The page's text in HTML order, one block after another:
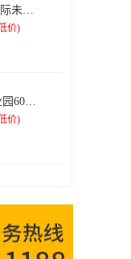
，如果
公司合计
润的比
净利润
大汉金桥国际未来城纯写字楼出租
价)
3D打印产业园6000平米钢结构厂房招租
价)